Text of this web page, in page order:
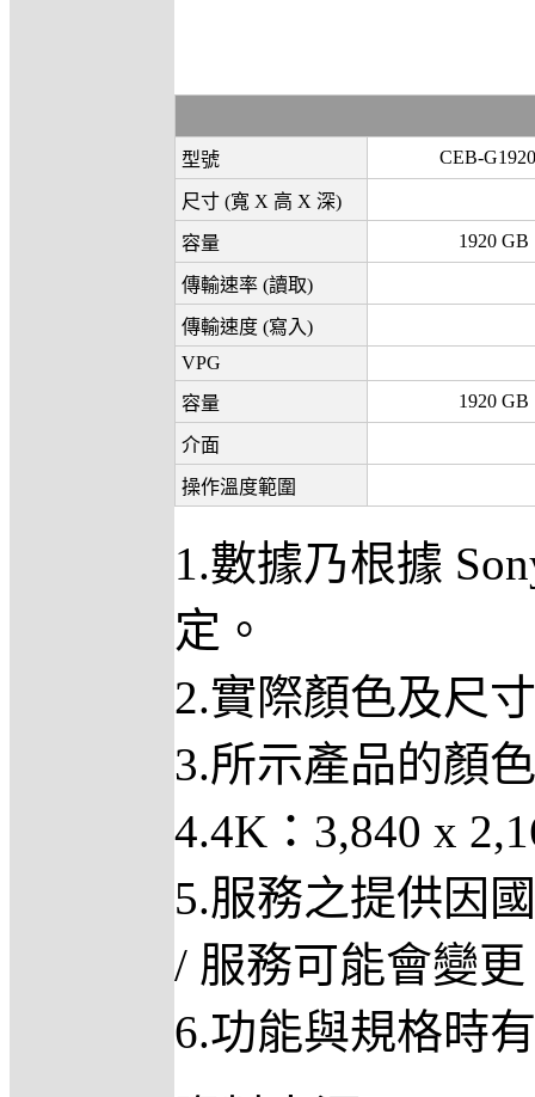
型號 CEB-
尺寸 (寬 X 高 X 深)
容量 1920 GB
傳輸速率 (讀取)
傳輸速度 (寫入)
VPG
容量
1920 GB
介面
操作溫度範圍
1.數據乃根據
定。
2.實際顏色及尺
3.所示產品的顏
4.4K：3,840 x
5.服務之提供因
/ 服務可能會變
6.功能與規格時